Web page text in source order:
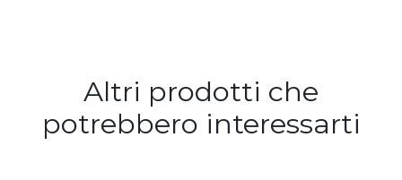
Altri prodotti che
potrebbero interessarti